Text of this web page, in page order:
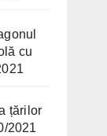
cu
țărilor
2021